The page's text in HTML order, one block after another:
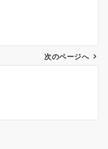
次のページへ